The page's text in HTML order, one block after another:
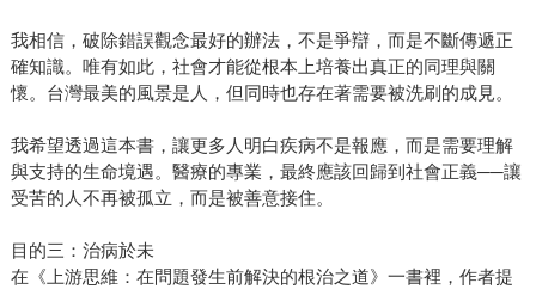
我相信，破除錯誤觀念最好的辦法，不是爭辯，而是不斷傳遞正
確知識。唯有如此，社會才能從根本上培養出真正的同理與關
懷。台灣最美的風景是人，但同時也存在著需要被洗刷的成見。
我希望透過這本書，讓更多人明白疾病不是報應，而是需要理解
與支持的生命境遇。醫療的專業，最終應該回歸到社會正義──讓
受苦的人不再被孤立，而是被善意接住。
目的三：治病於未
在《上游思維：在問題發生前解決的根治之道》一書裡，作者提